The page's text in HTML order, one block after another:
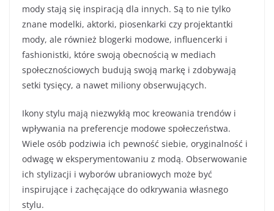
mody stają się inspiracją dla innych. Są to nie tylko
znane modelki, aktorki, piosenkarki czy projektantki
mody, ale również blogerki modowe, influencerki i
fashionistki, które swoją obecnością w mediach
społecznościowych budują swoją markę i zdobywają
setki tysięcy, a nawet miliony obserwujących.
Ikony stylu mają niezwykłą moc kreowania trendów i
wpływania na preferencje modowe społeczeństwa.
Wiele osób podziwia ich pewność siebie, oryginalność i
odwagę w eksperymentowaniu z modą. Obserwowanie
ich stylizacji i wyborów ubraniowych może być
inspirujące i zachęcające do odkrywania własnego
stylu.